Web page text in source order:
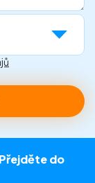
Přejděte do